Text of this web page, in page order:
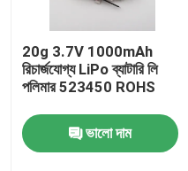
20g 3.7V 1000mAh
রিচার্জযোগ্য LiPo ব্যাটারি লি
পলিমার 523450 ROHS
ভালো দাম